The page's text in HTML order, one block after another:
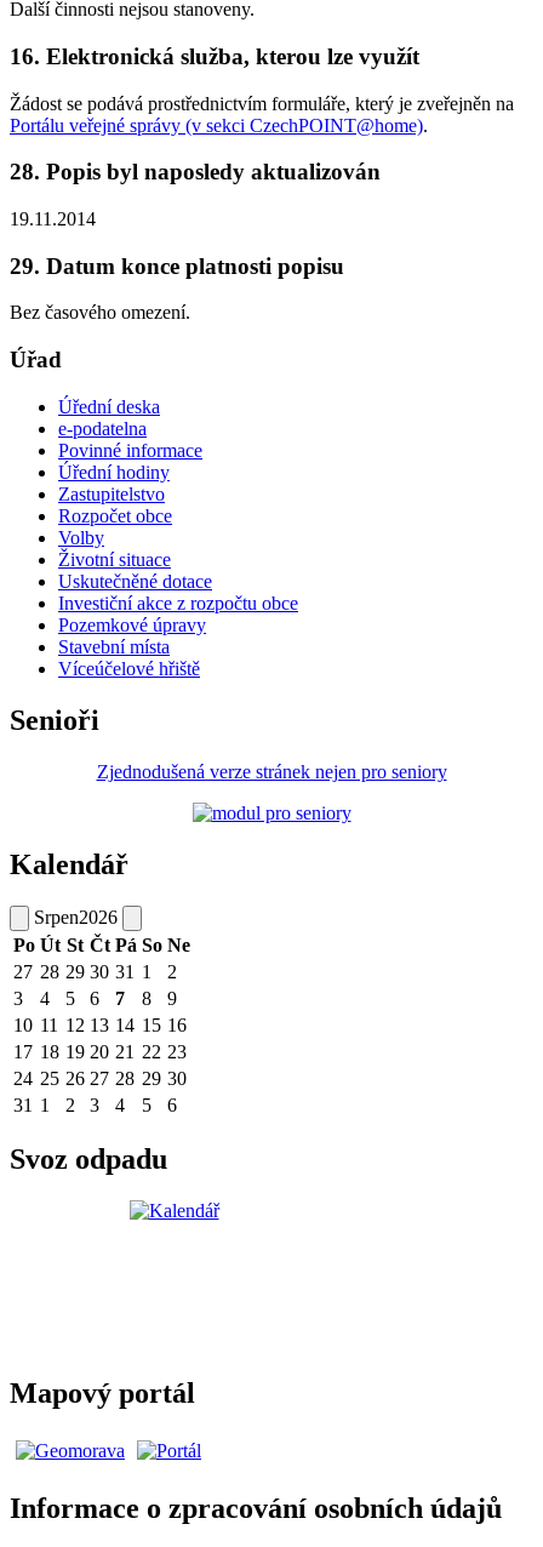
Další činnosti nejsou stanoveny.
16. Elektronická služba, kterou lze využít
Žádost se podává prostřednictvím formuláře, který je zveřejněn na
Portálu veřejné správy (v sekci CzechPOINT@home).
28. Popis byl naposledy aktualizován
19.11.2014
29. Datum konce platnosti popisu
Bez časového omezení.
Úřad
Úřední deska
e-podatelna
Povinné informace
Úřední hodiny
Zastupitelstvo
Rozpočet obce
Volby
Životní situace
Uskutečněné dotace
Investiční akce z rozpočtu obce
Pozemkové úpravy
Stavební místa
Víceúčelové hřiště
Senioři
Zjednodušená verze stránek nejen pro seniory
Kalendář
Srpen2026
Po Út St Čt Pá So Ne
27 28 29 30 31 1
2
3
4 5 6 7 8
9
10 11 12 13 14 15 16
17 18 19 20 21 22 23
24 25 26 27 28 29 30
31 1 2 3 4 5 6
Svoz odpadu
Mapový portál
Informace o zpracování osobních údajů